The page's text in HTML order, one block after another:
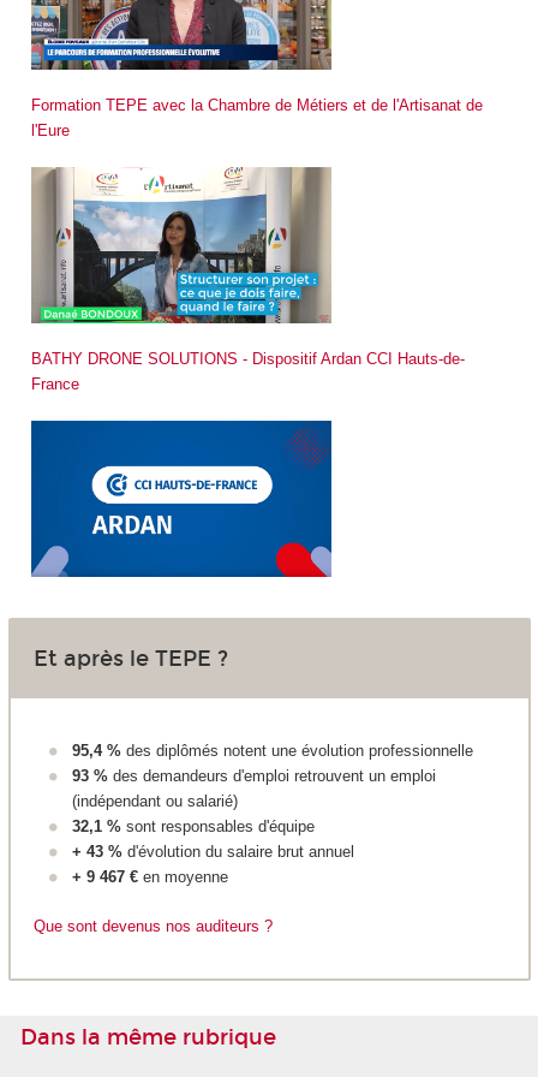
Formation TEPE avec la Chambre de Métiers et de l'Artisanat de
l'Eure
BATHY DRONE SOLUTIONS - Dispositif Ardan CCI Hauts-de-
France
Et après le TEPE ?
95,4 % des diplômés notent une évolution professionnelle
93 % des demandeurs d'emploi retrouvent un emploi
(indépendant ou salarié)
32,1 % sont responsables d'équipe
+ 43 % d'évolution du salaire brut annuel
+ 9 467 € en moyenne
Que sont devenus nos auditeurs ?
Dans la même rubrique